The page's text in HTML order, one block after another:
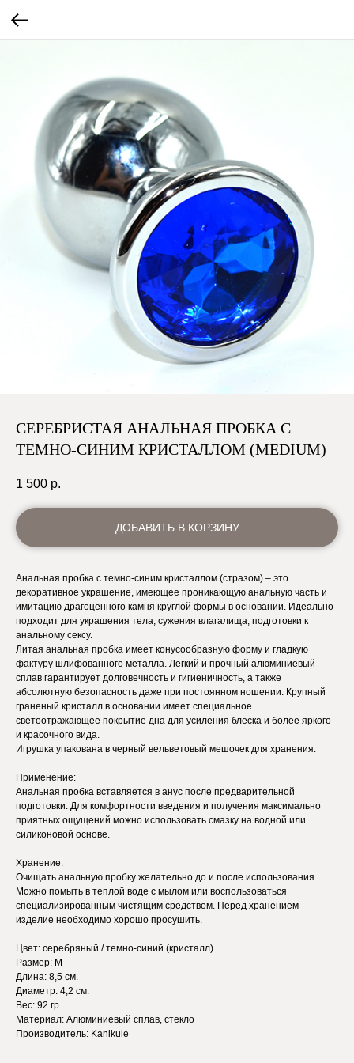
СЕРЕБРИСТАЯ АНАЛЬНАЯ ПРОБКА С
ТЕМНО-СИНИМ КРИСТАЛЛОМ (MEDIUM)
1 500 р.
ДОБАВИТЬ В КОРЗИНУ
Анальная пробка с темно-синим кристаллом (стразом) – это
декоративное украшение, имеющее проникающую анальную часть и
имитацию драгоценного камня круглой формы в основании. Идеально
подходит для украшения тела, сужения влагалища, подготовки к
анальному сексу.
Литая анальная пробка имеет конусообразную форму и гладкую
фактуру шлифованного металла. Легкий и прочный алюминиевый
сплав гарантирует долговечность и гигиеничность, а также
абсолютную безопасность даже при постоянном ношении. Крупный
граненый кристалл в основании имеет специальное
светоотражающее покрытие дна для усиления блеска и более яркого
и красочного вида.
Игрушка упакована в черный вельветовый мешочек для хранения.
Применение:
Анальная пробка вставляется в анус после предварительной
подготовки. Для комфортности введения и получения максимально
приятных ощущений можно использовать смазку на водной или
силиконовой основе.
Хранение:
Очищать анальную пробку желательно до и после использования.
Можно помыть в теплой воде с мылом или воспользоваться
специализированным чистящим средством. Перед хранением
изделие необходимо хорошо просушить.
Цвет: серебряный / темно-синий (кристалл)
Размер: M
Длина: 8,5 см.
Диаметр: 4,2 см.
Вес: 92 гр.
Материал: Алюминиевый сплав, стекло
Производитель: Kanikule